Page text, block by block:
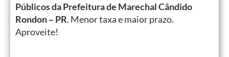
Públicos da Prefeitura de Marechal Cândido
Rondon – PR. Menor taxa e maior prazo.
Aproveite!